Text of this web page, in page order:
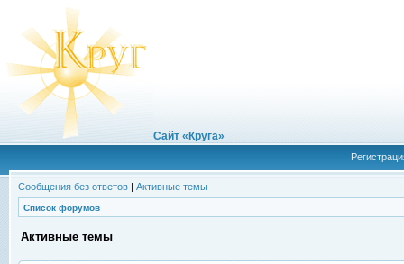
Сайт «Круга»
Сообщения без ответов | Активные темы
Список форумов
Активные темы